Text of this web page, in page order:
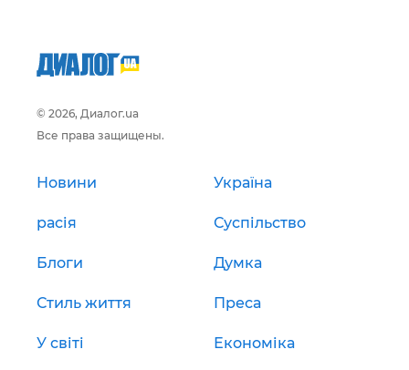
© 2026, Диалог.ua
Все права защищены.
Новини Україна
расія Суспільство
Блоги Думка
Стиль життя Преса
У світі Економіка